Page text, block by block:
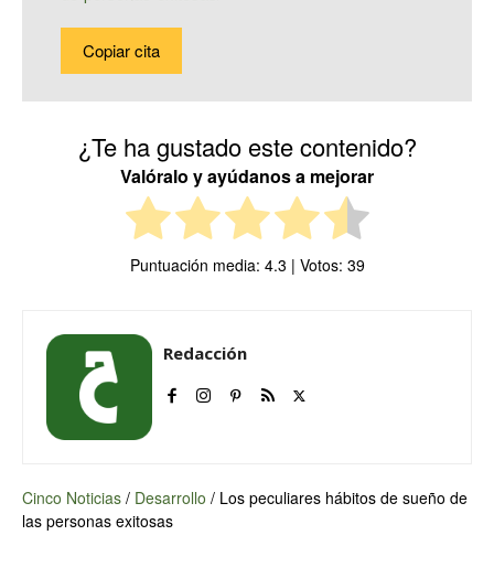
Copiar cita
¿Te ha gustado este contenido?
Valóralo y ayúdanos a mejorar
Puntuación media: 4.3 | Votos: 39
Redacción
Cinco Noticias / Desarrollo / Los peculiares hábitos de sueño de
las personas exitosas